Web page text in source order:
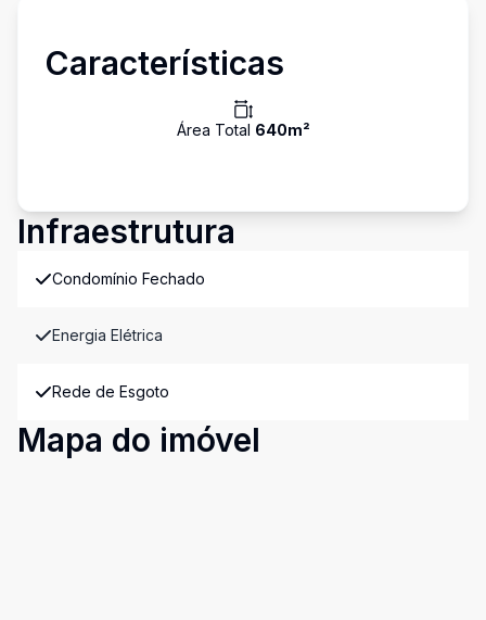
Características
Área Total 640m²
Infraestrutura
Condomínio Fechado
Energia Elétrica
Rede de Esgoto
Mapa do imóvel